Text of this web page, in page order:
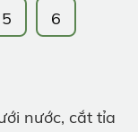
5 6
nước, cắt tỉa